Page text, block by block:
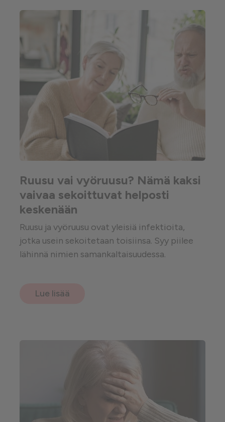
Ruusu vai vyöruusu? Nämä kaksi
vaivaa sekoittuvat helposti
keskenään
Ruusu ja vyöruusu ovat yleisiä infektioita,
jotka usein sekoitetaan toisiinsa. Syy piilee
lähinnä nimien samankaltaisuudessa.
Lue lisää